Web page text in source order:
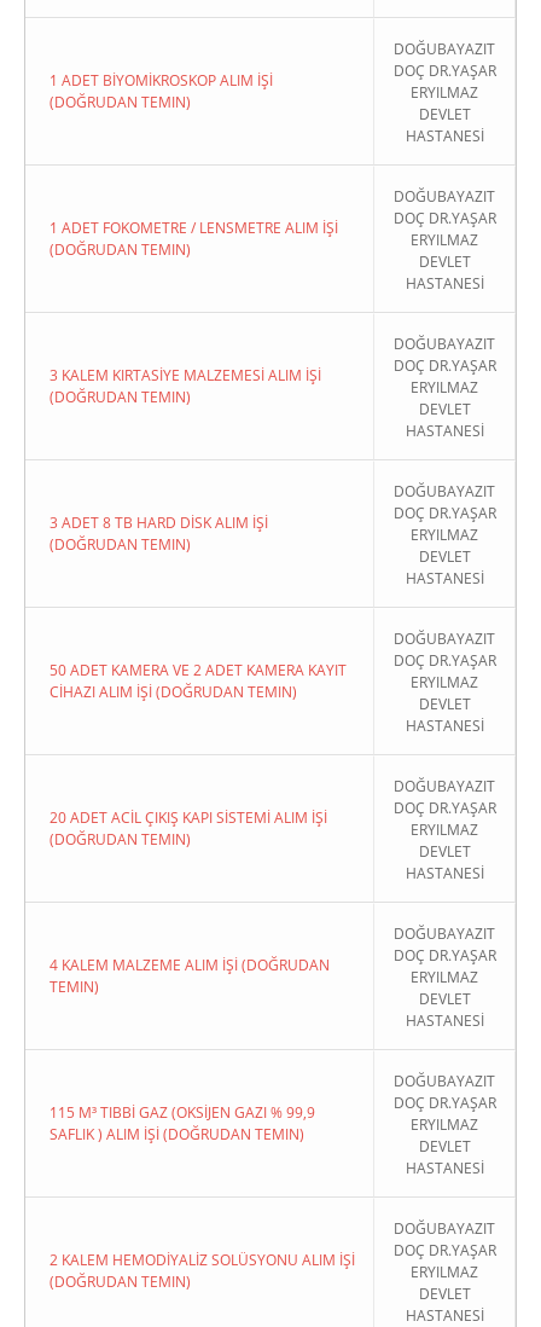
1 ADET BİYOMİKROSKOP ALIM İŞİ
(DOĞRUDAN TEMIN)
DOĞUBAYAZIT
DOÇ DR.YAŞAR
ERYILMAZ
DEVLET
HASTANESİ
1 ADET FOKOMETRE / LENSMETRE ALIM İŞİ
(DOĞRUDAN TEMIN)
DOĞUBAYAZIT
DOÇ DR.YAŞAR
ERYILMAZ
DEVLET
HASTANESİ
3 KALEM KIRTASİYE MALZEMESİ ALIM İŞİ
(DOĞRUDAN TEMIN)
DOĞUBAYAZIT
DOÇ DR.YAŞAR
ERYILMAZ
DEVLET
HASTANESİ
3 ADET 8 TB HARD DİSK ALIM İŞİ
(DOĞRUDAN TEMIN)
DOĞUBAYAZIT
DOÇ DR.YAŞAR
ERYILMAZ
DEVLET
HASTANESİ
50 ADET KAMERA VE 2 ADET KAMERA KAYIT
CİHAZI ALIM İŞİ (DOĞRUDAN TEMIN)
DOĞUBAYAZIT
DOÇ DR.YAŞAR
ERYILMAZ
DEVLET
HASTANESİ
20 ADET ACİL ÇIKIŞ KAPI SİSTEMİ ALIM İŞİ
(DOĞRUDAN TEMIN)
DOĞUBAYAZIT
DOÇ DR.YAŞAR
ERYILMAZ
DEVLET
HASTANESİ
4 KALEM MALZEME ALIM İŞİ (DOĞRUDAN
TEMIN)
DOĞUBAYAZIT
DOÇ DR.YAŞAR
ERYILMAZ
DEVLET
HASTANESİ
115 M³ TIBBİ GAZ (OKSİJEN GAZI % 99,9
SAFLIK ) ALIM İŞİ (DOĞRUDAN TEMIN)
DOĞUBAYAZIT
DOÇ DR.YAŞAR
ERYILMAZ
DEVLET
HASTANESİ
2 KALEM HEMODİYALİZ SOLÜSYONU ALIM İŞİ
(DOĞRUDAN TEMIN)
DOĞUBAYAZIT
DOÇ DR.YAŞAR
ERYILMAZ
DEVLET
HASTANESİ